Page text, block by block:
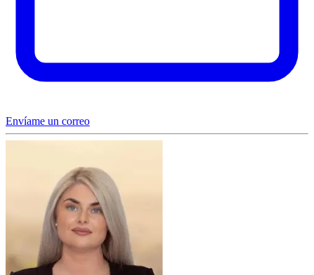
Envíame un correo